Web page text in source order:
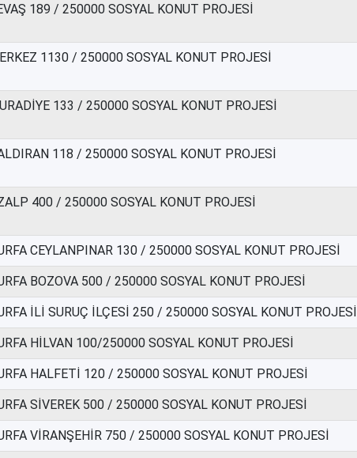
189 / 250000 SOSYAL KONUT PROJESİ
1130 / 250000 SOSYAL KONUT PROJESİ
133 / 250000 SOSYAL KONUT PROJESİ
118 / 250000 SOSYAL KONUT PROJESİ
400 / 250000 SOSYAL KONUT PROJESİ
CEYLANPINAR 130 / 250000 SOSYAL KONUT PROJESİ
BOZOVA 500 / 250000 SOSYAL KONUT PROJESİ
İLİ SURUÇ İLÇESİ 250 / 250000 SOSYAL KONUT PROJESİ
HİLVAN 100/250000 SOSYAL KONUT PROJESİ
HALFETİ 120 / 250000 SOSYAL KONUT PROJESİ
SİVEREK 500 / 250000 SOSYAL KONUT PROJESİ
VİRANŞEHİR 750 / 250000 SOSYAL KONUT PROJESİ